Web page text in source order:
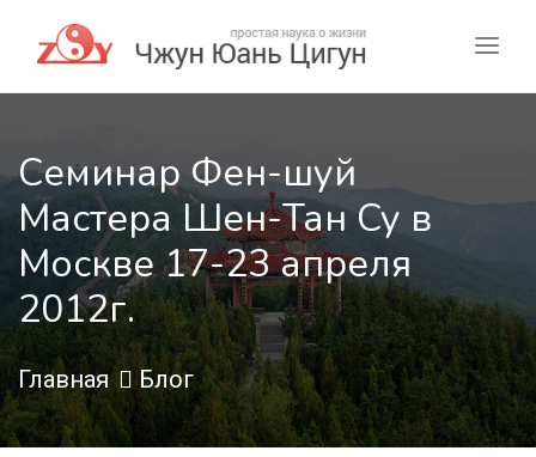
Семинар Фен-шуй
Мастера Шен-Тан Су в
Москве 17-23 апреля
2012г.
Главная Блог